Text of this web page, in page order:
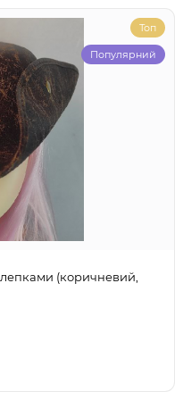
Топ
Популярний
(коричневий,